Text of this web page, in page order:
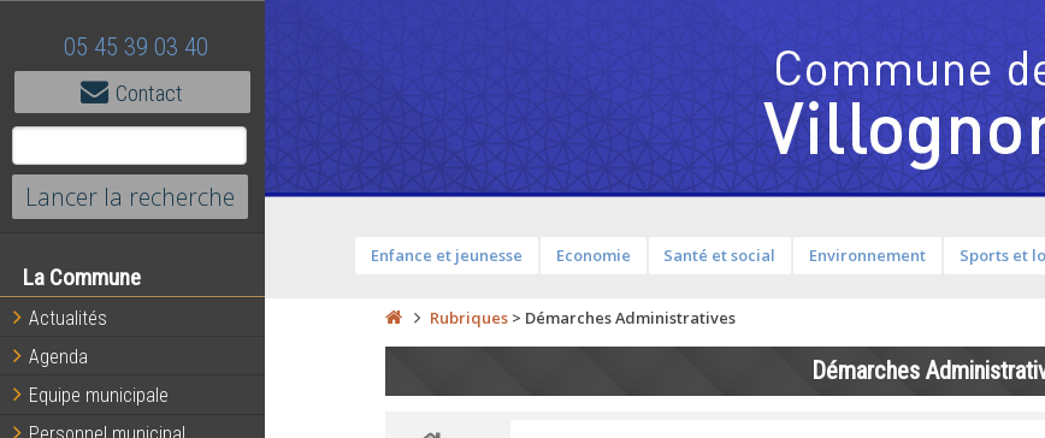
05 45 39 03 40
Contact
La Commune
Actualités
Agenda
Equipe municipale
Enfance et jeunesse Economie Santé et social Environnement Sports et
Rubriques> Démarches Administratives
Démarches